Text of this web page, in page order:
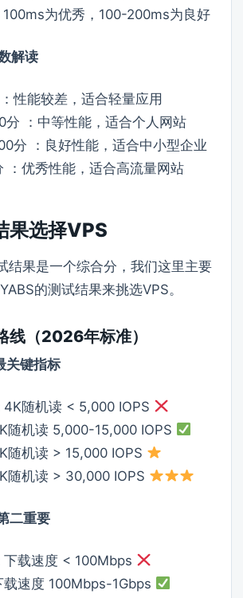
为优秀，100-200ms为良好
解读
性能较差，适合轻量应用
分 ：中等性能，适合个人网站
分 ：良好性能，适合中小型企业
：优秀性能，适合高流量网站
果选择VPS
结果是一个综合分，我们这里主要
的测试结果来挑选VPS。
线（2026年标准）
关键指标
4K随机读 < 5,000 IOPS
随机读 5,000-15,000 IOPS
随机读 > 15,000 IOPS
随机读 > 30,000 IOPS
二重要
下载速度 < 100Mbps
载速度 100Mbps-1Gbps